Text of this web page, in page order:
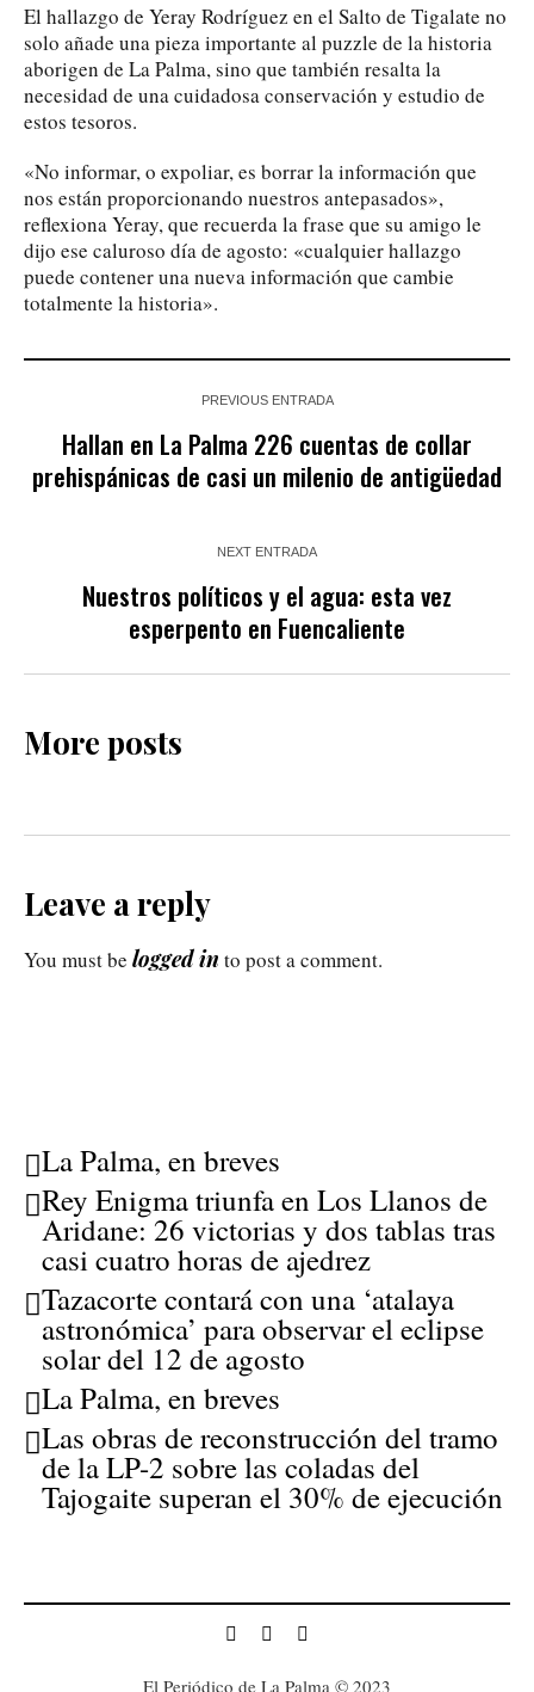
El hallazgo de Yeray Rodríguez en el Salto de Tigalate no
solo añade una pieza importante al puzzle de la historia
aborigen de La Palma, sino que también resalta la
necesidad de una cuidadosa conservación y estudio de
estos tesoros.
«No informar, o expoliar, es borrar la información que
nos están proporcionando nuestros antepasados»,
reflexiona Yeray, que recuerda la frase que su amigo le
dijo ese caluroso día de agosto: «cualquier hallazgo
puede contener una nueva información que cambie
totalmente la historia».
PREVIOUS ENTRADA
Hallan en La Palma 226 cuentas de collar
prehispánicas de casi un milenio de antigüedad
NEXT ENTRADA
Nuestros políticos y el agua: esta vez
esperpento en Fuencaliente
More posts
Leave a reply
You must be logged in to post a comment.
La Palma, en breves
Rey Enigma triunfa en Los Llanos de
Aridane: 26 victorias y dos tablas tras
casi cuatro horas de ajedrez
Tazacorte contará con una ‘atalaya
astronómica’ para observar el eclipse
solar del 12 de agosto
La Palma, en breves
Las obras de reconstrucción del tramo
de la LP-2 sobre las coladas del
Tajogaite superan el 30% de ejecución
El Periódico de La Palma © 2023